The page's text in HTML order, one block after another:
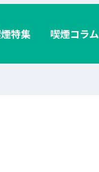
特集 喫煙コラム